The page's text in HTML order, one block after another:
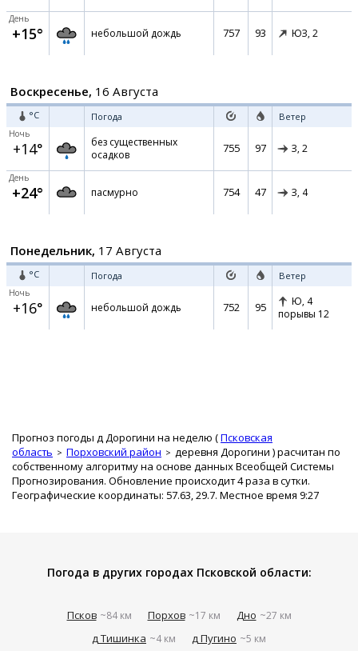
День
+15° небольшой дождь 757 93 ЮЗ, 2
Воскресенье, 16 Августа
°C Погода Ветер
Ночь
+14°
без существенных
осадков
755 97 З, 2
День
+24° пасмурно 754 47 З, 4
Понедельник, 17 Августа
°C Погода Ветер
Ночь
+16° небольшой дождь 752 95 Ю, 4
порывы 12
Прогноз погоды д Дорогини на неделю (Псковская
область
Порховский район деревня Дорогини ) расчитан по
собственному алгоритму на основе данных Всеобщей Системы
Прогнозирования. Обновление происходит 4 раза в сутки.
Географические координаты: 57.63, 29.7. Местное время 9:27
Погода в других городах Псковской области:
Псков ~84 км Порхов ~17 км Дно ~27 км
д Тишинка ~4 км д Пугино ~5 км